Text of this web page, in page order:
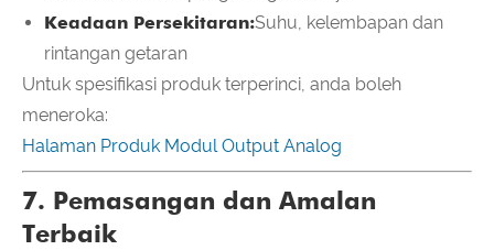
Keadaan Persekitaran:Suhu, kelembapan dan
rintangan getaran
Untuk spesifikasi produk terperinci, anda boleh
meneroka:
Halaman Produk Modul Output Analog
7. Pemasangan dan Amalan
Terbaik